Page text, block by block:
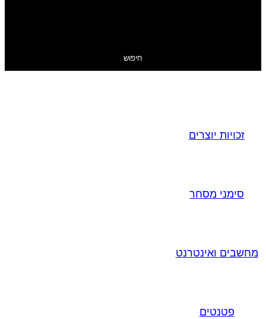
חיפוש
זכויות יוצרים
סימני מסחר
מחשבים ואינטרנט
פטנטים